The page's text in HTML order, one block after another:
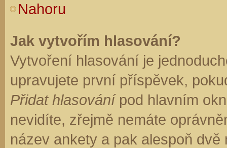
Nahoru
Jak vytvořím hlasování?
Vytvoření hlasování je
upravujete první příspěvek,
Přidat hlasovánípod hlavním
nevidíte, zřejmě nemáte
název ankety a pak alespoň